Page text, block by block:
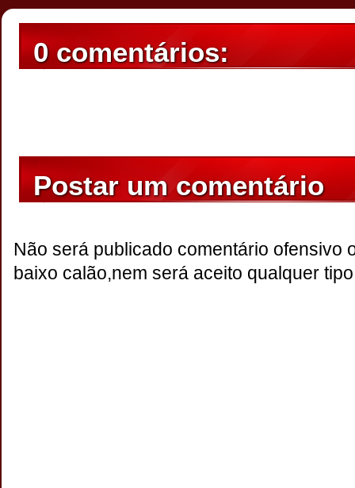
0 comentários:
Postar um comentário
Não será publicado comentário ofensivo
baixo calão,nem será aceito qualquer